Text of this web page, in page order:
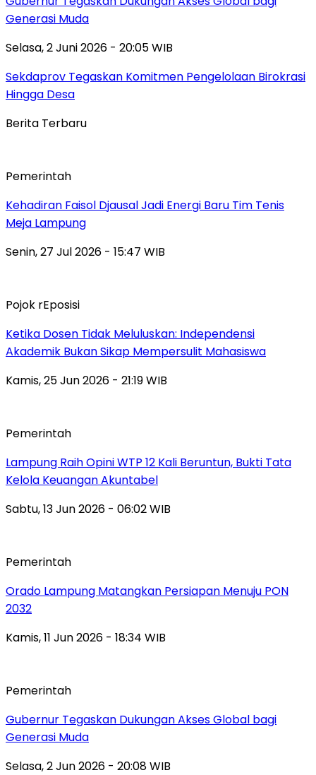
Generasi Muda
Selasa, 2 Juni 2026 - 20:05 WIB
Sekdaprov Tegaskan Komitmen Pengelolaan Birokrasi
Hingga Desa
Berita Terbaru
Pemerintah
Kehadiran Faisol Djausal Jadi Energi Baru Tim Tenis
Meja Lampung
Senin, 27 Jul 2026 - 15:47 WIB
Pojok rEposisi
Ketika Dosen Tidak Meluluskan: Independensi
Akademik Bukan Sikap Mempersulit Mahasiswa
Kamis, 25 Jun 2026 - 21:19 WIB
Pemerintah
Lampung Raih Opini WTP 12 Kali Beruntun, Bukti Tata
Kelola Keuangan Akuntabel
Sabtu, 13 Jun 2026 - 06:02 WIB
Pemerintah
Orado Lampung Matangkan Persiapan Menuju PON
2032
Kamis, 11 Jun 2026 - 18:34 WIB
Pemerintah
Gubernur Tegaskan Dukungan Akses Global bagi
Generasi Muda
Selasa, 2 Jun 2026 - 20:08 WIB